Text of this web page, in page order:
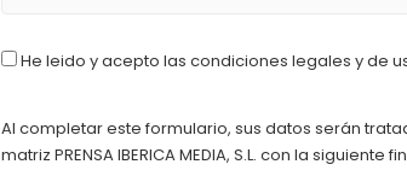
He leido y acepto las condiciones legales y de
Al completar este formulario, sus datos serán
matriz PRENSA IBERICA MEDIA, S.L. con la siguiente